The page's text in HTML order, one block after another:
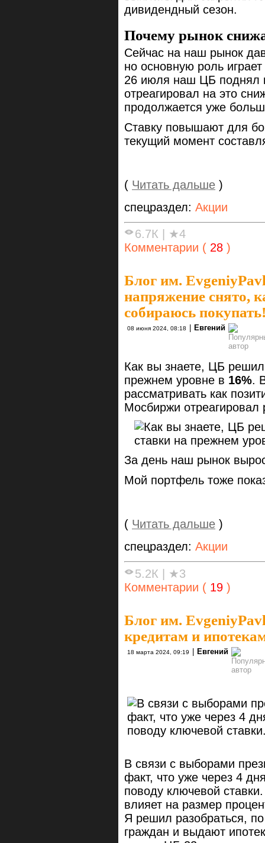
дивидендный сезон.
Почему рынок
Сейчас на наш рынок
но основную роль
26 июля наш ЦБ поднял
отреагировал на это
продолжается уже
Ставку повышают для
текущий момент
( Читать дальше )
спецраздел: Акции
6.7К
★4
Комментарии ( 28 )
Блог им.
напряжение снято,
собираюсь
08 июня 2024, 08:18 Евгений
Как вы знаете, ЦБ
прежнем уровне в 16%.
рассматривать как
Мосбиржи отреагировал
За день наш рынок
Мой портфель тоже
( Читать дальше )
спецраздел: Акции
5.2К | ★3
Комментарии ( 19 )
Блог им.
кредитам и
18 марта 2024, 09:19 | Евгений
В связи с выборами
факт, что уже через 4
поводу ключевой
влияет на размер
Я решил разобраться, по
граждан и выдают